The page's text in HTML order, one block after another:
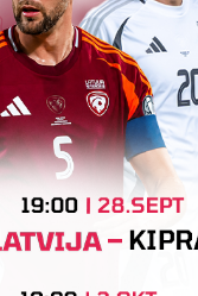
07.